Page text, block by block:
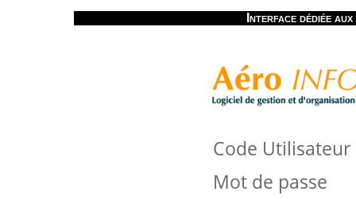
Interface dédiée
Code Utilisateur
Mot de passe